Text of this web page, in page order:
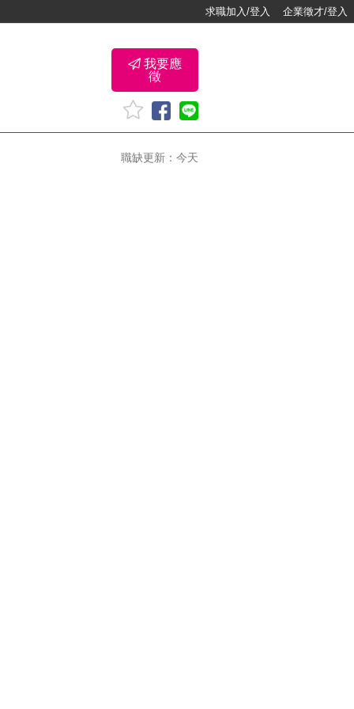
求職加入/登入 企業徵才/登入
我要應
徵
職缺更新：今天